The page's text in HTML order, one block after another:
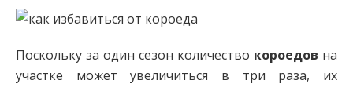
Поскольку за один сезон количество короедов на
участке может увеличиться в три раза, их